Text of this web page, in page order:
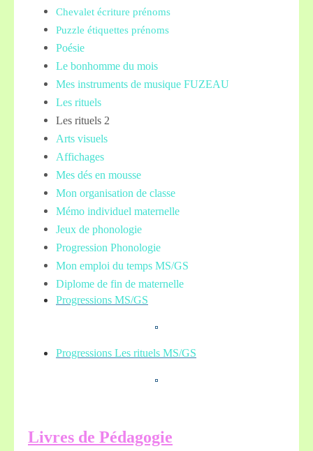
Chevalet écriture prénoms
Puzzle étiquettes prénoms
Poésie
Le bonhomme du mois
Mes instruments de musique FUZEAU
Les rituels
Les rituels 2
Arts visuels
Affichages
Mes dés en mousse
Mon organisation de classe
Mémo individuel maternelle
Jeux de phonologie
Progression Phonologie
Mon emploi du temps MS/GS
Diplome de fin de maternelle
Progressions MS/GS
Progressions Les rituels MS/GS
Livres de Pédagogie